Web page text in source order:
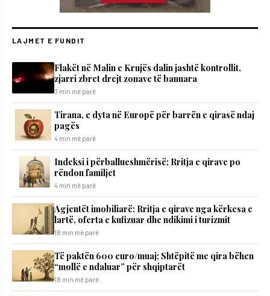
LAJMET E FUNDIT
Flakët në Malin e Krujës dalin jashtë kontrollit,
zjarri zbret drejt zonave të banuara
3 min më parë
Tirana, e dyta në Europë për barrën e qirasë ndaj
pagës
4 min më parë
Indeksi i përballueshmërisë; Rritja e qirave po
rëndon familjet
4 min më parë
Agjentët imobiliarë: Rritja e qirave nga kërkesa e
lartë, oferta e kufizuar dhe ndikimi i turizmit
18 min më parë
Të paktën 600 euro/muaj; Shtëpitë me qira bëhen
“mollë e ndaluar” për shqiptarët
18 min më parë